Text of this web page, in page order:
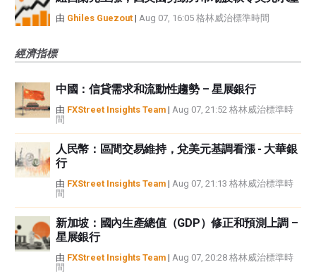
由 Ghiles Guezout | Aug 07, 16:05 格林威治標準時間
經濟指標
中國：信貸需求和流動性趨勢 – 星展銀行
由 FXStreet Insights Team | Aug 07, 21:52 格林威治標準時
間
人民幣：區間交易維持，兌美元基調看漲 - 大華銀
行
由 FXStreet Insights Team | Aug 07, 21:13 格林威治標準時
間
新加坡：國內生產總值（GDP）修正和預測上調 –
星展銀行
由 FXStreet Insights Team | Aug 07, 20:28 格林威治標準時
間